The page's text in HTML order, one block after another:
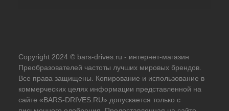
Copyright 2024 © bars-drives.ru - интернет-магазин
Преобразователей частоты лучших мировых брендов.
Все права защищены. Копирование и использование в
коммерческих целях информации представленной на
сайте «BARS-DRIVES.RU» допускается только с